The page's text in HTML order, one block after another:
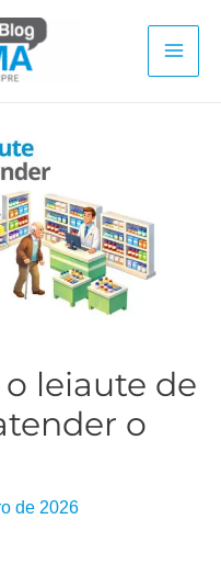
Main
leiaute de
o
de 2026